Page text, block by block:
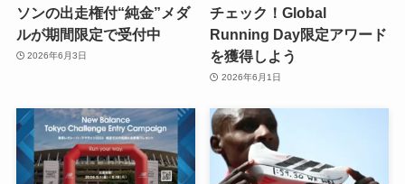
ソンの出走権付“純金”メダ
ルが期間限定で受付中
2026年6月3日
チェック！Global
Running Day限定アワード
を獲得しよう
2026年6月1日